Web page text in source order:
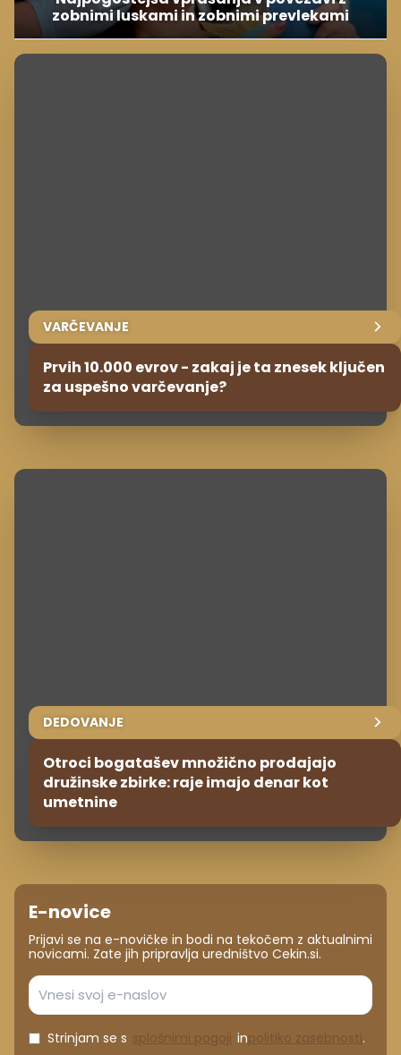
zobnimi luskami in zobnimi prevlekami
VARČEVANJE
Prvih 10.000 evrov - zakaj je ta znesek ključen
za uspešno varčevanje?
DEDOVANJE
Otroci bogatašev množično prodajajo
družinske zbirke: raje imajo denar kot
umetnine
E-novice
Prijavi se na e-novičke in bodi na tekočem z aktualnimi
novicami. Zate jih pripravlja uredništvo Cekin.si.
Strinjam se s in .